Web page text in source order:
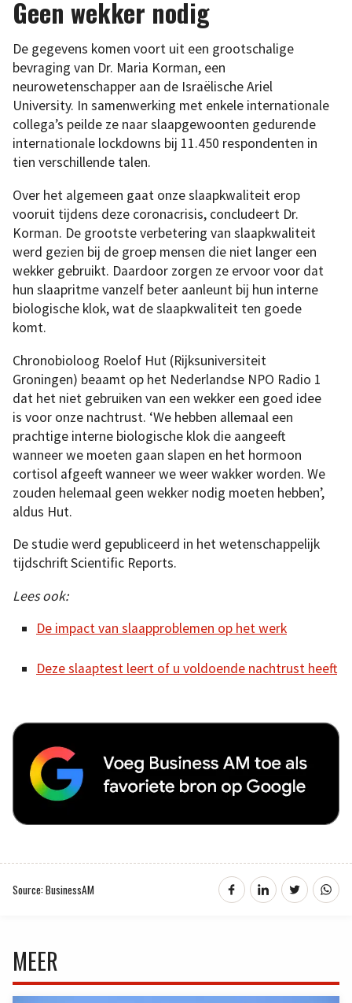
Geen wekker nodig
De gegevens komen voort uit een grootschalige
bevraging van Dr. Maria Korman, een
neurowetenschapper aan de Israëlische Ariel
University. In samenwerking met enkele internationale
collega’s peilde ze naar slaapgewoonten gedurende
internationale lockdowns bij 11.450 respondenten in
tien verschillende talen.
Over het algemeen gaat onze slaapkwaliteit erop
vooruit tijdens deze coronacrisis, concludeert Dr.
Korman. De grootste verbetering van slaapkwaliteit
werd gezien bij de groep mensen die niet langer een
wekker gebruikt. Daardoor zorgen ze ervoor voor dat
hun slaapritme vanzelf beter aanleunt bij hun interne
biologische klok, wat de slaapkwaliteit ten goede
komt.
Chronobioloog Roelof Hut (Rijksuniversiteit
Groningen) beaamt op het Nederlandse NPO Radio 1
dat het niet gebruiken van een wekker een goed idee
is voor onze nachtrust. ‘We hebben allemaal een
prachtige interne biologische klok die aangeeft
wanneer we moeten gaan slapen en het hormoon
cortisol afgeeft wanneer we weer wakker worden. We
zouden helemaal geen wekker nodig moeten hebben’,
aldus Hut.
De studie werd gepubliceerd in het wetenschappelijk
tijdschrift Scientific Reports.
Lees ook:
De impact van slaapproblemen op het werk
Deze slaaptest leert of u voldoende nachtrust heeft
Source: BusinessAM
MEER